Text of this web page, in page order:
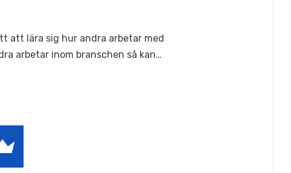
att lära sig hur andra arbetar med
arbetar inom branschen så kan…